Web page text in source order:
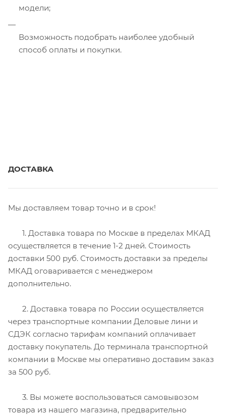
модели;
Возможность подобрать наиболее удобный
способ оплаты и покупки.
ДОСТАВКА
Мы доставляем товар точно и в срок!
1. Доставка товара по Москве в пределах МКАД
осуществляется в течение 1-2 дней. Стоимость
доставки 500 руб. Стоимость доставки за пределы
МКАД оговаривается с менеджером
дополнительно.
2. Доставка товара по России осуществляется
через транспортные компании Деловые лини и
СДЭК согласно тарифам компаний оплачивает
доставку покупатель. До терминала транспортной
компании в Москве мы оперативно доставим заказ
за 500 руб.
3. Вы можете воспользоваться самовывозом
товара из нашего магазина, предварительно